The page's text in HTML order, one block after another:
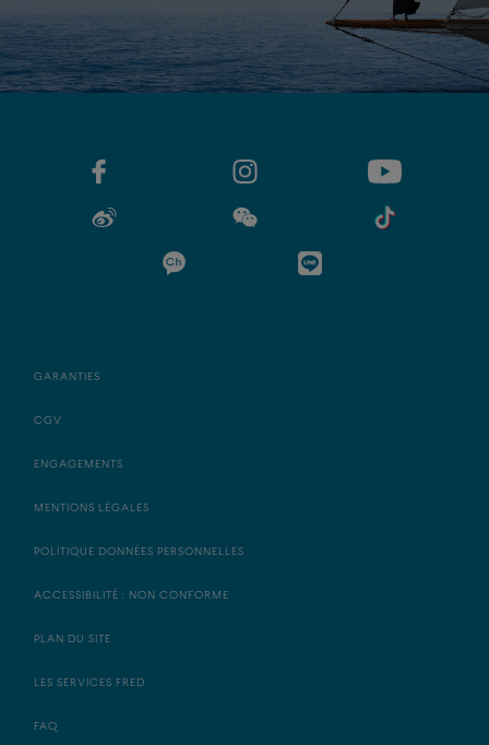
GARANTIES
CGV
ENGAGEMENTS
MENTIONS LÉGALES
POLITIQUE DONNÉES PERSONNELLES
ACCESSIBILITÉ : NON CONFORME
PLAN DU SITE
LES SERVICES FRED
FAQ